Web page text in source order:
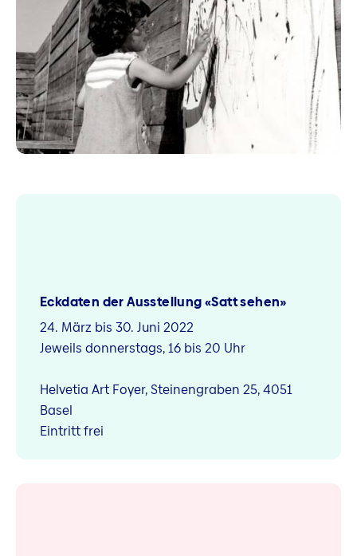
Eckdaten der Ausstellung «Satt sehen»
24. März bis 30. Juni 2022
Jeweils donnerstags, 16 bis 20 Uhr
Helvetia Art Foyer, Steinengraben 25, 4051
Basel
Eintritt frei